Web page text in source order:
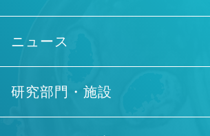
ニュース
研究部門・施設